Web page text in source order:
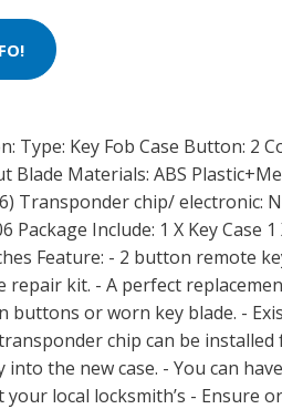
Type: Key Fob Case Button: 2
Blade Materials: ABS
Transponder chip/ electronic:
Package Include: 1 X Key Case
Feature: - 2 button remote
repair kit. - A perfect
buttons or worn key blade. -
chip can be
into the new case. - You can
your local locksmith’s - Ensure